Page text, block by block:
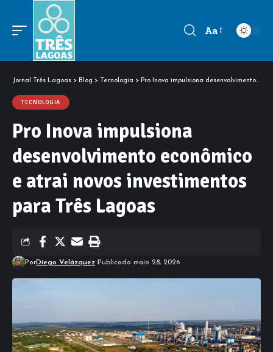
Font
Aa
Jornal Três Lagoas > Blog > Tecnologia > Pro Inova impulsiona desenvolvimento econômico e atrai novos investimentos para Três Lagoas
TECNOLOGIA
Pro Inova impulsiona
desenvolvimento econômico
e atrai novos investimentos
para Três Lagoas
PorDiego Velázquez Publicado maio 28, 2026